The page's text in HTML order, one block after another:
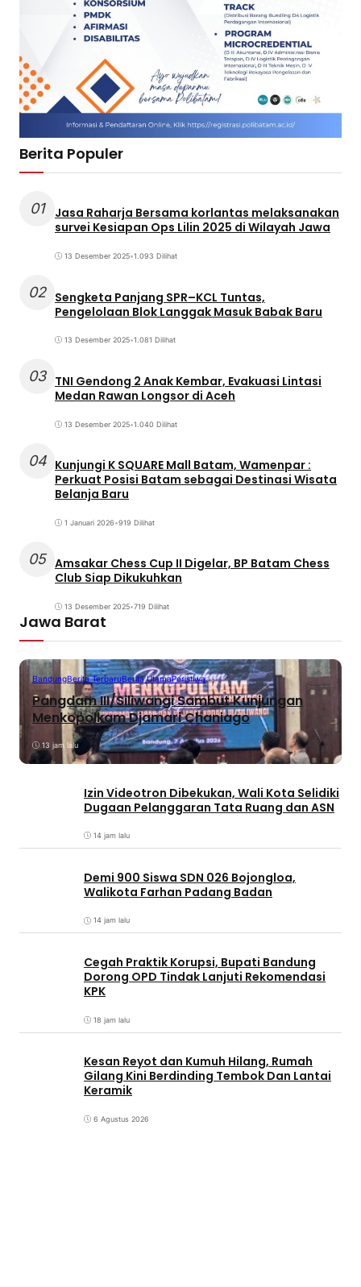
Berita Populer
01
Jasa Raharja Bersama korlantas melaksanakan
survei Kesiapan Ops Lilin 2025 di Wilayah Jawa
13 Desember 2025•1.093 Dilihat
02 Sengketa Panjang SPR–KCL Tuntas,
Pengelolaan Blok Langgak Masuk Babak Baru
13 Desember 2025•1.081 Dilihat
03 TNI Gendong 2 Anak Kembar, Evakuasi Lintasi
Medan Rawan Longsor di Aceh
13 Desember 2025•1.040 Dilihat
04 Kunjungi K SQUARE Mall Batam, Wamenpar :
Perkuat Posisi Batam sebagai Destinasi Wisata
Belanja Baru
1 Januari 2026•919 Dilihat
05 Amsakar Chess Cup II Digelar, BP Batam Chess
Club Siap Dikukuhkan
13 Desember 2025•719 Dilihat
Jawa Barat
BandungBerita TerbaruBerita UtamaPeristiwa
Pangdam III/Siliwangi Sambut Kunjungan
Menkopolkam Djamari Chaniago
13 jam lalu
Izin Videotron Dibekukan, Wali Kota Selidiki
Dugaan Pelanggaran Tata Ruang dan ASN
14 jam lalu
Demi 900 Siswa SDN 026 Bojongloa,
Walikota Farhan Padang Badan
14 jam lalu
Cegah Praktik Korupsi, Bupati Bandung
Dorong OPD Tindak Lanjuti Rekomendasi
KPK
18 jam lalu
Kesan Reyot dan Kumuh Hilang, Rumah
Gilang Kini Berdinding Tembok Dan Lantai
Keramik
6 Agustus 2026